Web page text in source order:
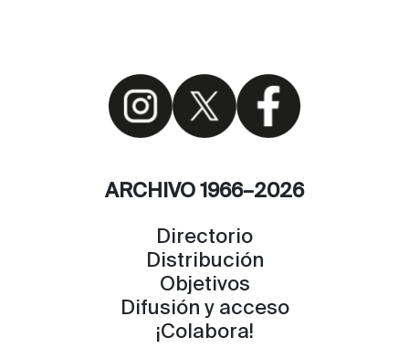
ARCHIVO 1966–2026
Directorio
Distribución
Objetivos
Difusión y acceso
¡Colabora!